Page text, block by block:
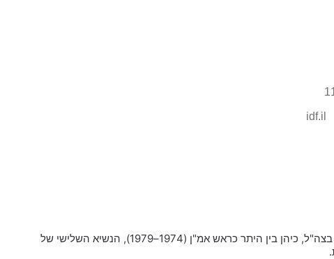
idf.il
(22 באוקטובר 1926 – 8 באוקטובר 2020) היה אלוף בצה"ל, כיהן בין היתר כראש אמ"ן (1974–1979), הנשיא השלישי של